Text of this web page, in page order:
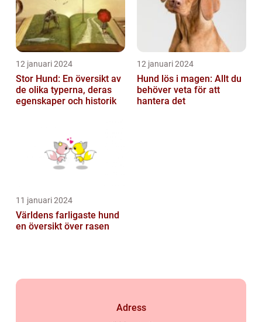
12 januari 2024
Stor Hund: En översikt av
de olika typerna, deras
egenskaper och historik
12 januari 2024
Hund lös i magen: Allt du
behöver veta för att
hantera det
11 januari 2024
Världens farligaste hund
en översikt över rasen
Adress